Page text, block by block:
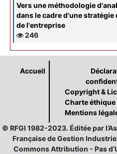
Vers une méthodologie
dans le cadre d'une
de l'entreprise
246
Accueil
Copyright &
Charte éthique
Mentions
© RFGI 1982-2023. Éditée par
Française de Gestion
Commons Attribution - Pas